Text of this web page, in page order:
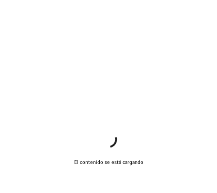
El contenido se está cargando